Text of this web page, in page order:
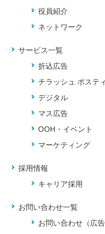
役員紹介
ネットワーク
サービス一覧
折込広告
チラッシュ ポステ
デジタル
マス広告
OOH・イベント
マーケティング
採用情報
キャリア採用
お問い合わせ一覧
お問い合わせ（広